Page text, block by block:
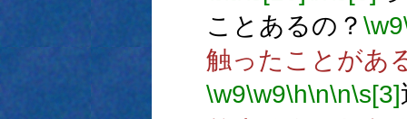
ことあるの？ \w9
触ったことがあ
\w9\w9\h\n\n\s[3]